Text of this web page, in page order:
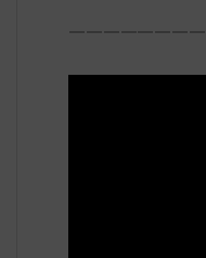
————————